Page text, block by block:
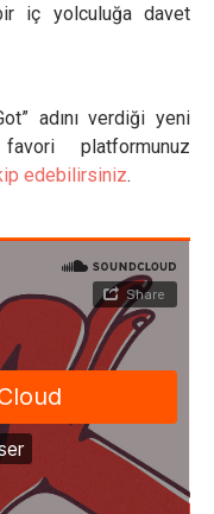
iç yolculuğa davet
adını verdiği yeni
platformunuz
edebilirsiniz.